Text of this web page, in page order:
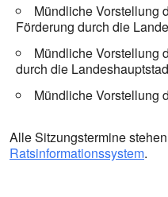
Mündliche Vorstellung
Förderung durch die
Mündliche Vorstellung
durch die
Mündliche Vorstellung
Alle Sitzungstermine stehen
Ratsinformationssystem.